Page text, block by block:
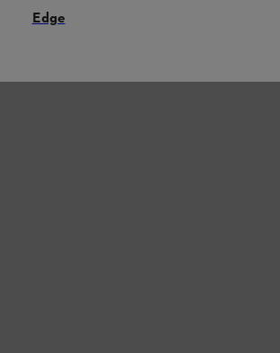
Edge